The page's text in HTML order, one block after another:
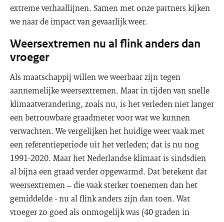
extreme verhaallijnen. Samen met onze partners kijken
we naar de impact van gevaarlijk weer.
Weersextremen nu al flink anders dan
vroeger
Als maatschappij willen we weerbaar zijn tegen
aannemelijke weersextremen. Maar in tijden van snelle
klimaatverandering, zoals nu, is het verleden niet langer
een betrouwbare graadmeter voor wat we kunnen
verwachten. We vergelijken het huidige weer vaak met
een referentieperiode uit het verleden; dat is nu nog
1991-2020. Maar het Nederlandse klimaat is sindsdien
al bijna een graad verder opgewarmd. Dat betekent dat
weersextremen – die vaak sterker toenemen dan het
gemiddelde - nu al flink anders zijn dan toen. Wat
vroeger zo goed als onmogelijk was (40 graden in